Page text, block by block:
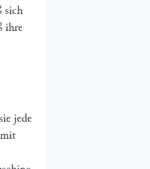
sich
ihre
jede
mit